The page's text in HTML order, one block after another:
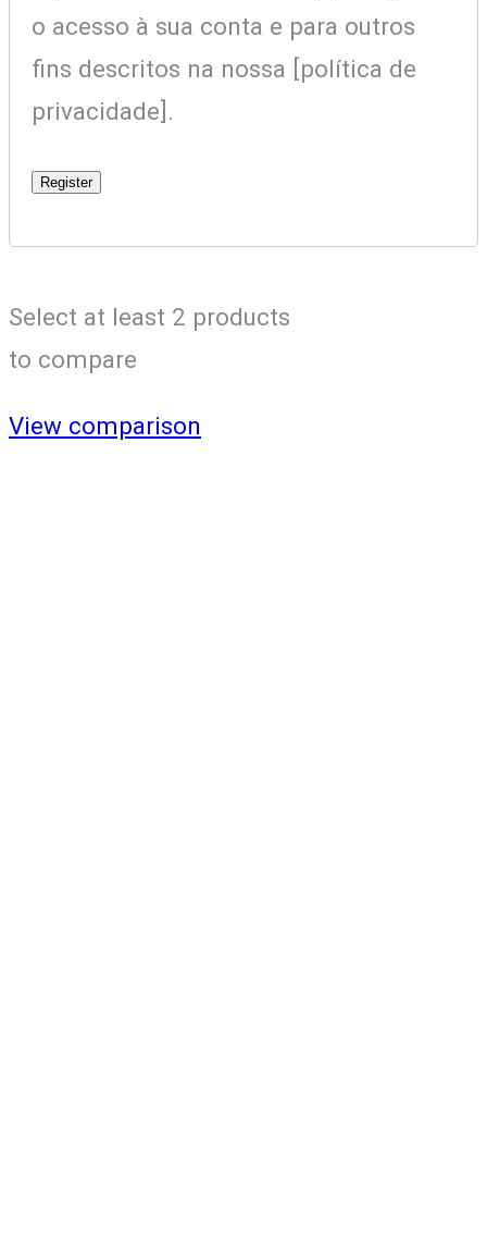
o acesso à sua conta e para outros
fins descritos na nossa [política de
privacidade].
Register
Select at least 2 products
to compare
View comparison